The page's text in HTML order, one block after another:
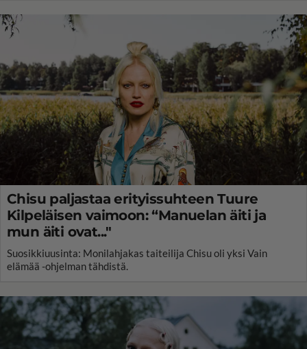
Chisu paljastaa erityissuhteen Tuure
Kilpeläisen vaimoon: “Manuelan äiti ja
mun äiti ovat..."
Suosikkiuusinta: Monilahjakas taiteilija Chisu oli yksi Vain
elämää -ohjelman tähdistä.